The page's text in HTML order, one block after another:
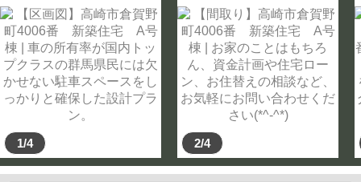
1/4 2/4